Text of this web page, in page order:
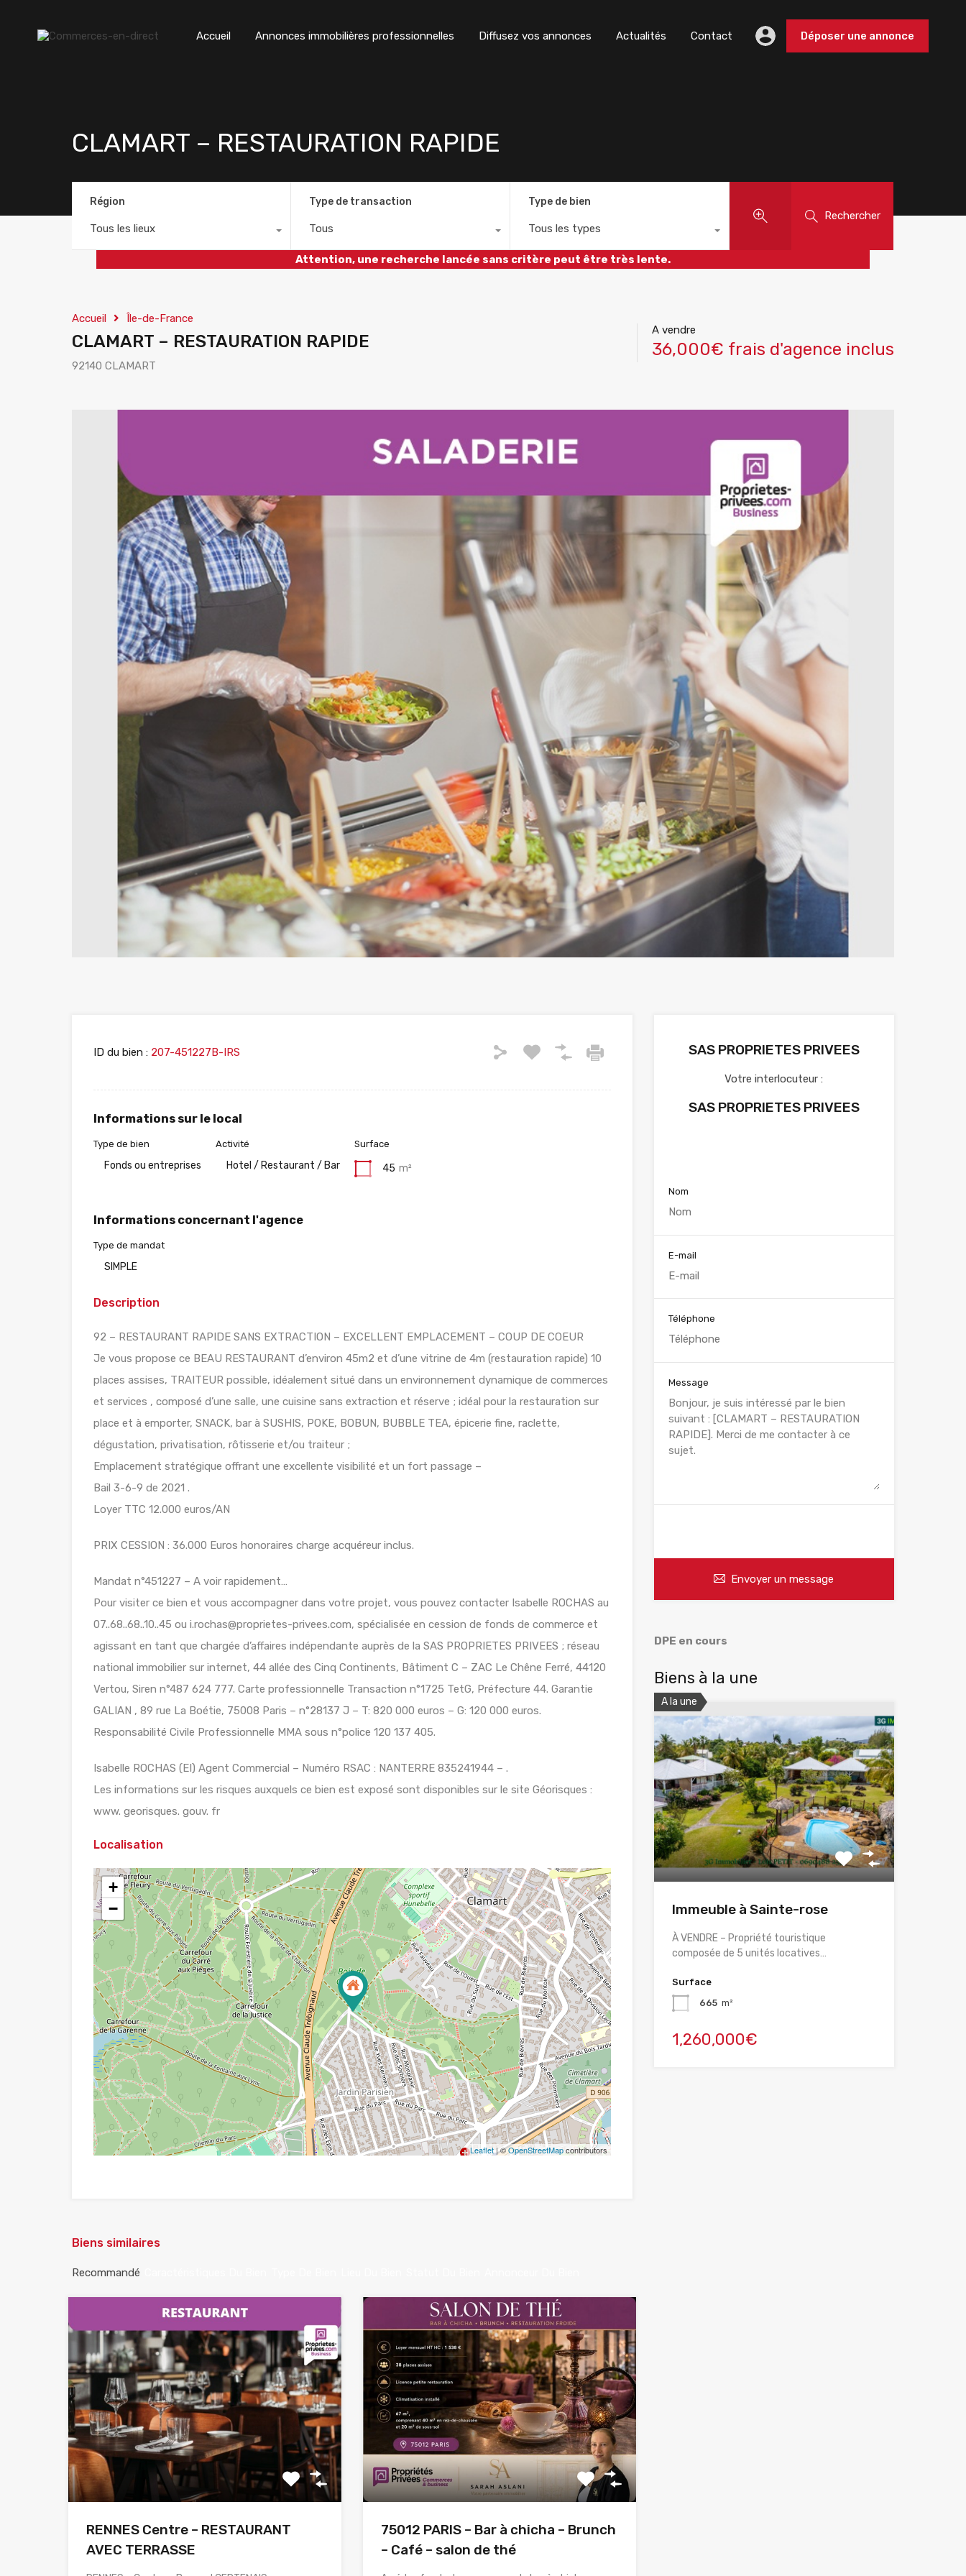
Accueil Annonces immobilières professionnelles Diffusez vos annonces Actualités Contact Déposer une annonce
CLAMART – RESTAURATION RAPIDE
Région
Tous les lieux
Type de transaction
Tous
Type de bien
Tous les types
Rechercher
Attention, une recherche lancée sans critère peut être très lente.
Accueil Île-de-France
CLAMART – RESTAURATION RAPIDE
92140 CLAMART
A vendre
36,000€ frais d'agence inclus
ID du bien : 207-451227B-IRS
Informations sur le local
Type de bien
Fonds ou entreprises
Activité
Hotel / Restaurant / Bar
Surface
45 m²
Informations concernant l'agence
Type de mandat
SIMPLE
Description
92 – RESTAURANT RAPIDE SANS EXTRACTION – EXCELLENT EMPLACEMENT – COUP DE COEUR
Je vous propose ce BEAU RESTAURANT d’environ 45m2 et d’une vitrine de 4m (restauration rapide) 10
places assises, TRAITEUR possible, idéalement situé dans un environnement dynamique de commerces
et services , composé d’une salle, une cuisine sans extraction et réserve ; idéal pour la restauration sur
place et à emporter, SNACK, bar à SUSHIS, POKE, BOBUN, BUBBLE TEA, épicerie fine, raclette,
dégustation, privatisation, rôtisserie et/ou traiteur ;
Emplacement stratégique offrant une excellente visibilité et un fort passage –
Bail 3-6-9 de 2021 .
Loyer TTC 12.000 euros/AN
PRIX CESSION : 36.000 Euros honoraires charge acquéreur inclus.
Mandat n°451227 – A voir rapidement…
Pour visiter ce bien et vous accompagner dans votre projet, vous pouvez contacter Isabelle ROCHAS au
07..68..68..10..45 ou i.rochas@proprietes-privees.com, spécialisée en cession de fonds de commerce et
agissant en tant que chargée d’affaires indépendante auprès de la SAS PROPRIETES PRIVEES ; réseau
national immobilier sur internet, 44 allée des Cinq Continents, Bâtiment C – ZAC Le Chêne Ferré, 44120
Vertou, Siren n°487 624 777. Carte professionnelle Transaction n°1725 TetG, Préfecture 44. Garantie
GALIAN , 89 rue La Boétie, 75008 Paris – n°28137 J – T: 820 000 euros – G: 120 000 euros.
Responsabilité Civile Professionnelle MMA sous n°police 120 137 405.
Isabelle ROCHAS (EI) Agent Commercial – Numéro RSAC : NANTERRE 835241944 – .
Les informations sur les risques auxquels ce bien est exposé sont disponibles sur le site Géorisques :
www. georisques. gouv. fr
Localisation
+
−
Leaflet| ©OpenStreetMapcontributors
Biens similaires
Recommandé
RENNES Centre – RESTAURANT
AVEC TERRASSE
75012 PARIS – Bar à chicha – Brunch
– Café – salon de thé
SAS PROPRIETES PRIVEES
Votre interlocuteur :
SAS PROPRIETES PRIVEES
Nom
E-mail
Téléphone
Message
Envoyer un message
DPE en cours
Biens à la une
A la une
Immeuble à Sainte-rose
À VENDRE – Propriété touristique
composée de 5 unités locatives…
Surface
665 m²
1,260,000€